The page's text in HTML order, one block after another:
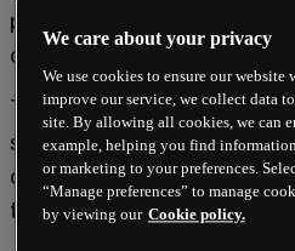
platform, available on PC
can also be linked to
To trade on Metatrader 4,
separate MT4 CFD
compatible with MT4 and
to Next Generation or
We care about your privacy
We use cookies to ensure our
improve our service, we collect data
site. By allowing all cookies, we can
example, helping you find
or marketing to your preferences.
“Manage preferences” to manage
by viewing our Cookie policy.